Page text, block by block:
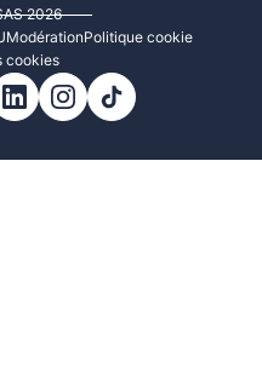
2026
ModérationPolitique cookie
cookies